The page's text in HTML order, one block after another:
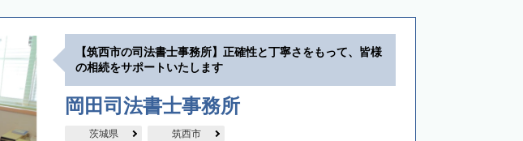
【筑西市の司法書士事務所】正確性と丁寧さをもって、皆様
の相続をサポートいたします
岡田司法書士事務所
茨城県 筑西市